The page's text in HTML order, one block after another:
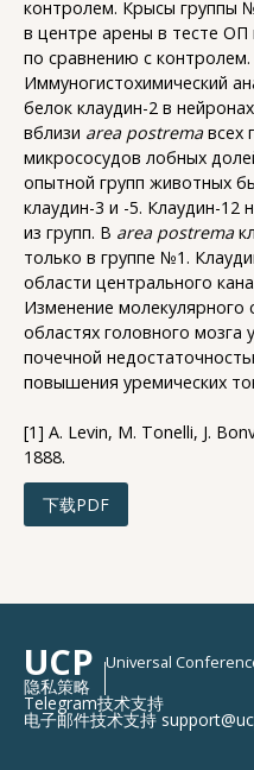
контролем. Крысы группы
в центре арены в тесте
по сравнению с контролем.
Иммуногистохимический
белок клаудин-2 в
вблизи area postrema всех
микрососудов лобных
опытной групп животных
клаудин-3 и -5. Клаудин-
из групп. В area postrema
только в группе №1.
области центрального
Изменение молекулярного
областях головного мозга
почечной
повышения уремических
[1] A. Levin, M. Tonelli, J.
1888.
下载PDF
UCP Universal
隐私策略
Telegram技术支持
电子邮件技术支持